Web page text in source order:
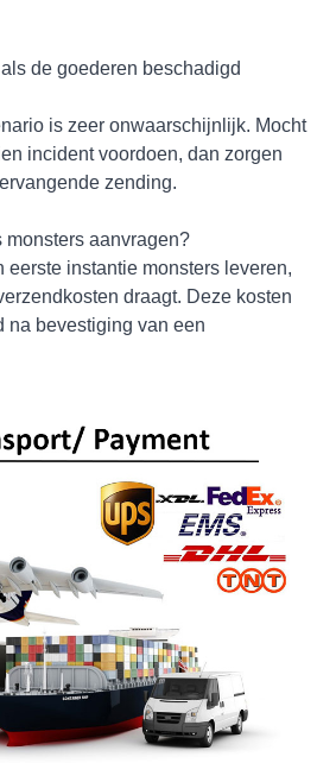
de goederen beschadigd
is zeer onwaarschijnlijk. Mocht
incident voordoen, dan zorgen
zending.
monsters aanvragen?
eerste instantie monsters leveren,
draagt. Deze kosten
na bevestiging van een